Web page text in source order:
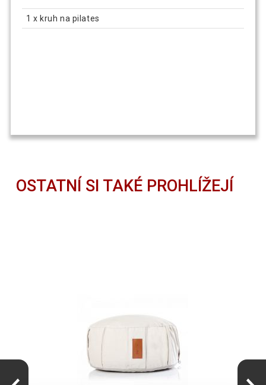
1 x kruh na pilates
OSTATNÍ SI TAKÉ PROHLÍŽEJÍ